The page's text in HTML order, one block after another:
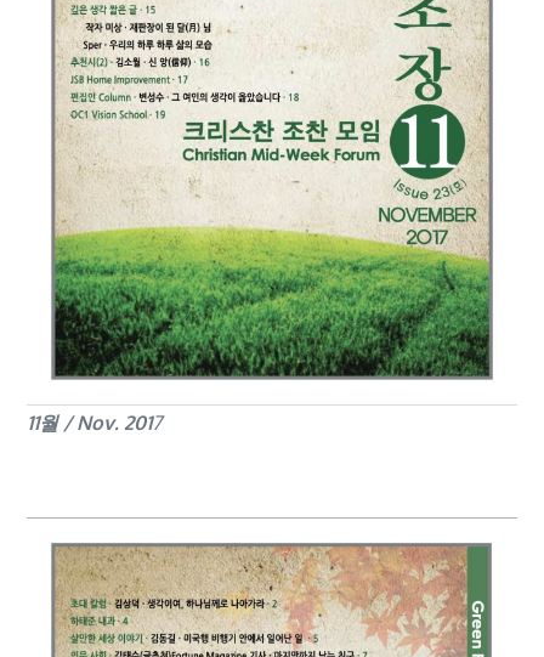
11월 / Nov. 2017